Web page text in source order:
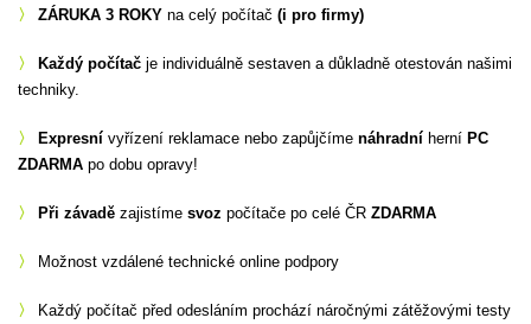
〉 ZÁRUKA 3 ROKY na celý počítač (i pro firmy)
〉 Každý počítač je individuálně sestaven a důkladně otestován našimi
techniky.
〉 Expresní vyřízení reklamace nebo zapůjčíme náhradní herní PC
ZDARMA po dobu opravy!
〉 Při závadě zajistíme svoz počítače po celé ČR ZDARMA
〉 Možnost vzdálené technické online podpory
〉 Každý počítač před odesláním prochází náročnými zátěžovými testy